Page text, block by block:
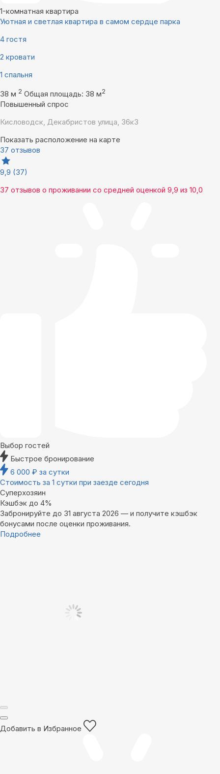
1-комнатная квартира
Уютная и светлая квартира в самом сердце парка
4 гостя
2 кровати
1 спальня
38 м 2 Общая площадь: 38 м2
Повышенный спрос
Кисловодск, Декабристов улица, 36к3
Показать расположение на карте
37 отзывов
9,9 (37)
37 отзывов о проживании со средней оценкой 9,9 из 10,0
Выбор гостей
Быстрое бронирование
6 000 ₽ за сутки
Стоимость за 1 сутки при заезде сегодня
Суперхозяин
Кэшбэк до 4%
Забронируйте до 31 августа 2026 — и получите кэшбэк
бонусами после оценки проживания.
Подробнее
Добавить в Избранное